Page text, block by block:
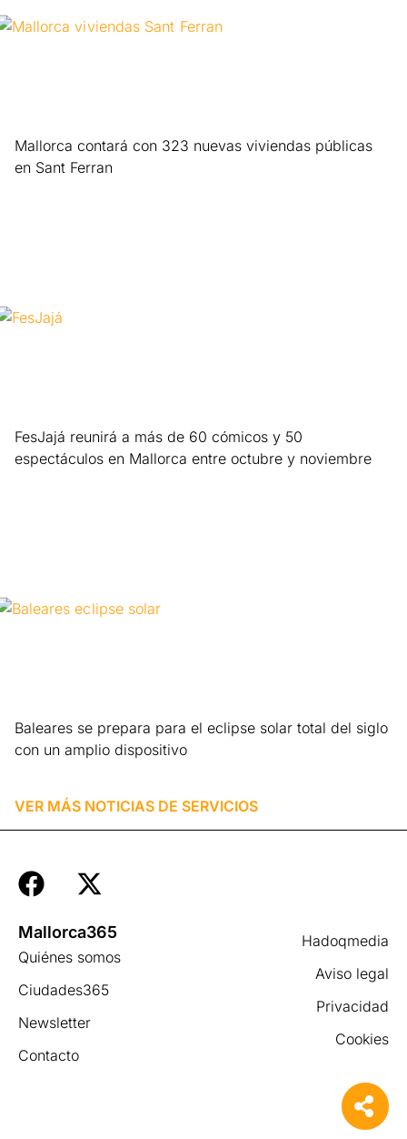
Mallorca contará con 323 nuevas viviendas públicas
en Sant Ferran
FesJajá reunirá a más de 60 cómicos y 50
espectáculos en Mallorca entre octubre y noviembre
Baleares se prepara para el eclipse solar total del siglo
con un amplio dispositivo
VER MÁS NOTICIAS DE SERVICIOS
Hadoqmedia
Aviso legal
Privacidad
Cookies
Mallorca365
Quiénes somos
Ciudades365
Newsletter
Contacto